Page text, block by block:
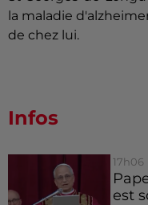
la maladie
de chez lui.
Infos
17h06
est